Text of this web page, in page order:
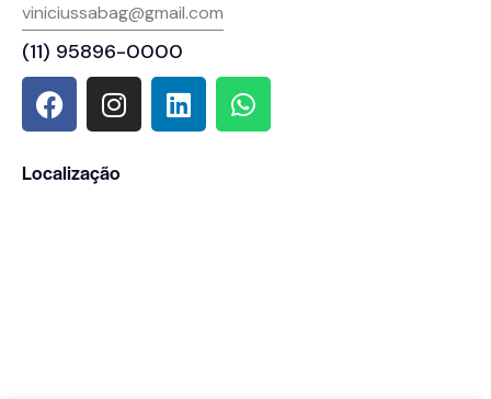
viniciussabag@gmail.com
(11) 95896-0000
Localização